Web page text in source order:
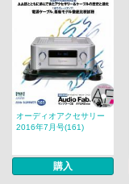
オーディオアクセサリー
2016年7月号(161)
購入